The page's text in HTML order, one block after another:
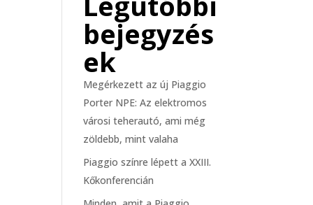
bejegyzés
ek
Megérkezett az új Piaggio
Porter NPE: Az elektromos
városi teherautó, ami még
zöldebb, mint valaha
Piaggio színre lépett a XXIII.
Kőkonferencián